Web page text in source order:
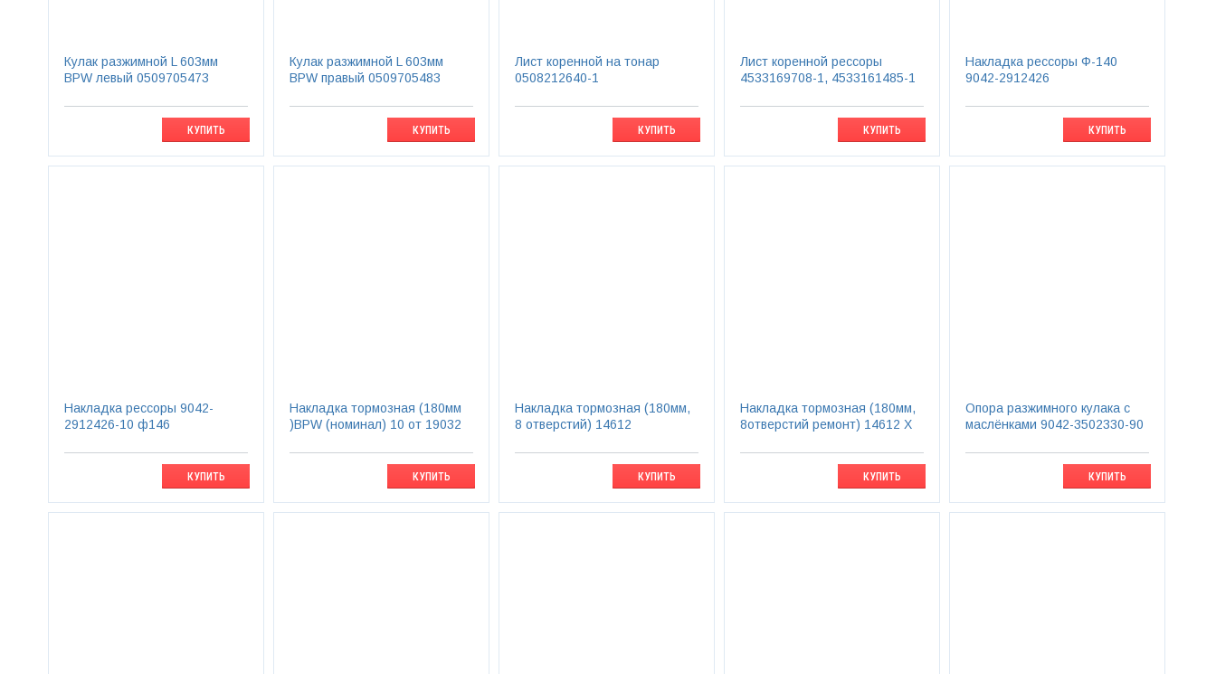
Кулак разжимной L 603мм
BPW левый 0509705473
КУПИТЬ
Кулак разжимной L 603мм
BPW правый 0509705483
КУПИТЬ
Лист коренной на тонар
0508212640-1
КУПИТЬ
Лист коренной рессоры
4533169708-1, 4533161485-1
КУПИТЬ
Накладка рессоры Ф-140
9042-2912426
КУПИТЬ
Накладка рессоры 9042-
2912426-10 ф146
КУПИТЬ
Накладка тормозная (180мм
)BPW (номинал) 10 от 19032
КУПИТЬ
Накладка тормозная (180мм,
8 отверстий) 14612
КУПИТЬ
Накладка тормозная (180мм,
8отверстий ремонт) 14612 Х
КУПИТЬ
Опора разжимного кулака с
маслёнками 9042-3502330-90
КУПИТЬ